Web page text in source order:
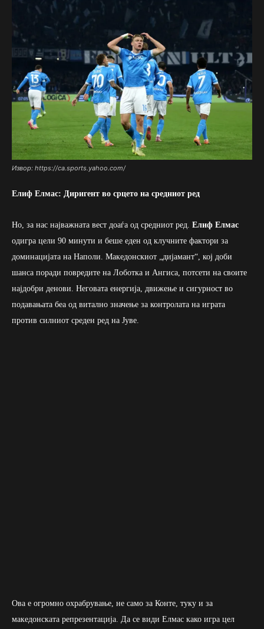
Извор: https://ca.sports.yahoo.com/
Елиф Елмас: Диригент во срцето на средниот ред
Но, за нас најважната вест доаѓа од средниот ред. Елиф Елмас
одигра цели 90 минути и беше еден од клучните фактори за
доминацијата на Наполи. Македонскиот „дијамант“, кој доби
шанса поради повредите на Лоботка и Ангиса, потсети на своите
најдобри денови. Неговата енергија, движење и сигурност во
подавањата беа од витално значење за контролата на играта
против силниот среден ред на Јуве.
Ова е огромно охрабрување, не само за Конте, туку и за
македонската репрезентација. Да се види Елмас како игра цел